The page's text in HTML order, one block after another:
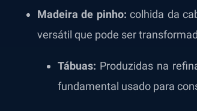
Madeira de pinho:colhida da
versátil que pode ser
Tábuas: Produzidas na
fundamental usado para